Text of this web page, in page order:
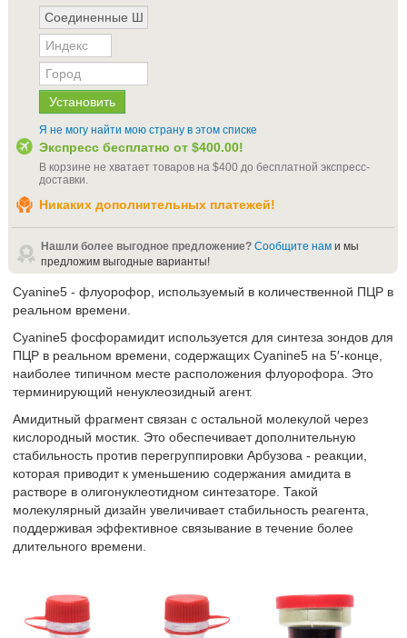
Я не могу найти мою страну в этом списке
Экспресс бесплатно от $400.00!
В корзине не хватает товаров на $400 до бесплатной экспресс-
доставки.
Никаких дополнительных платежей!
Нашли более выгодное предложение? Сообщите нам и мы
предложим выгодные варианты!
Cyanine5 - флуорофор, используемый в количественной ПЦР в
реальном времени.
Cyanine5 фосфорамидит используется для синтеза зондов для
ПЦР в реальном времени, содержащих Cyanine5 на 5′-конце,
наиболее типичном месте расположения флуорофора. Это
терминирующий ненуклеозидный агент.
Амидитный фрагмент связан с остальной молекулой через
кислородный мостик. Это обеспечивает дополнительную
стабильность против перегруппировки Арбузова - реакции,
которая приводит к уменьшению содержания амидита в
растворе в олигонуклеотидном синтезаторе. Такой
молекулярный дизайн увеличивает стабильность реагента,
поддерживая эффективное связывание в течение более
длительного времени.